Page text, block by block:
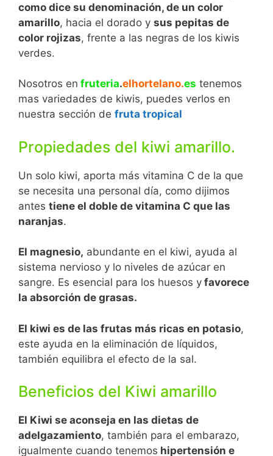
como dice su denominación, de un color
amarillo, hacia el dorado y sus pepitas de
color rojizas, frente a las negras de los kiwis
verdes.
Nosotros en fruteria.elhortelano.es tenemos
mas variedades de kiwis, puedes verlos en
nuestra sección de fruta tropical
Propiedades del kiwi amarillo.
Un solo kiwi, aporta más vitamina C de la que
se necesita una personal día, como dijimos
antes tiene el doble de vitamina C que las
naranjas.
El magnesio, abundante en el kiwi, ayuda al
sistema nervioso y lo niveles de azúcar en
sangre. Es esencial para los huesos y favorece
la absorción de grasas.
El kiwi es de las frutas más ricas en potasio,
este ayuda en la eliminación de líquidos,
también equilibra el efecto de la sal.
Beneficios del Kiwi amarillo
El Kiwi se aconseja en las dietas de
adelgazamiento, también para el embarazo,
igualmente cuando tenemos hipertensión e